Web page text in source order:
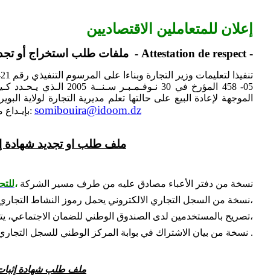
إعلان للمتعاملين الاقتصاديين
ملفات طلب استخراج أو تجديد شهادة إثبات الالتزام - Attestation de respect -
05- 458 المؤرخ في 30
الموجهة لإعادة البيع على حالتها تعلم مديرية التجارة لولاية
بإيـداع ملفات طلب استخراج أو تجديد شهادة إثبات الاحترام عبر البريد الالكتروني: somibouira@idoom.dz
ملف طلب او تجديد شهادة
 نسخة من دفتر الأعباء مصادق عليه من طرف مسير الشركة ،
 نسخة من السجل التجاري الالكتروني يحمل رموز النشاط التجاري المختار،
 تصريح بالمستخدمين لدى الصندوق الوطني للضمان الاجتماعي، يتضمن مستخدمين اثنين(02) على الأقل،
 نسخة من بيان الاشتراك في بوابة المركز الوطني للسجل التجاري .
ملف طلب شهادة إثبات